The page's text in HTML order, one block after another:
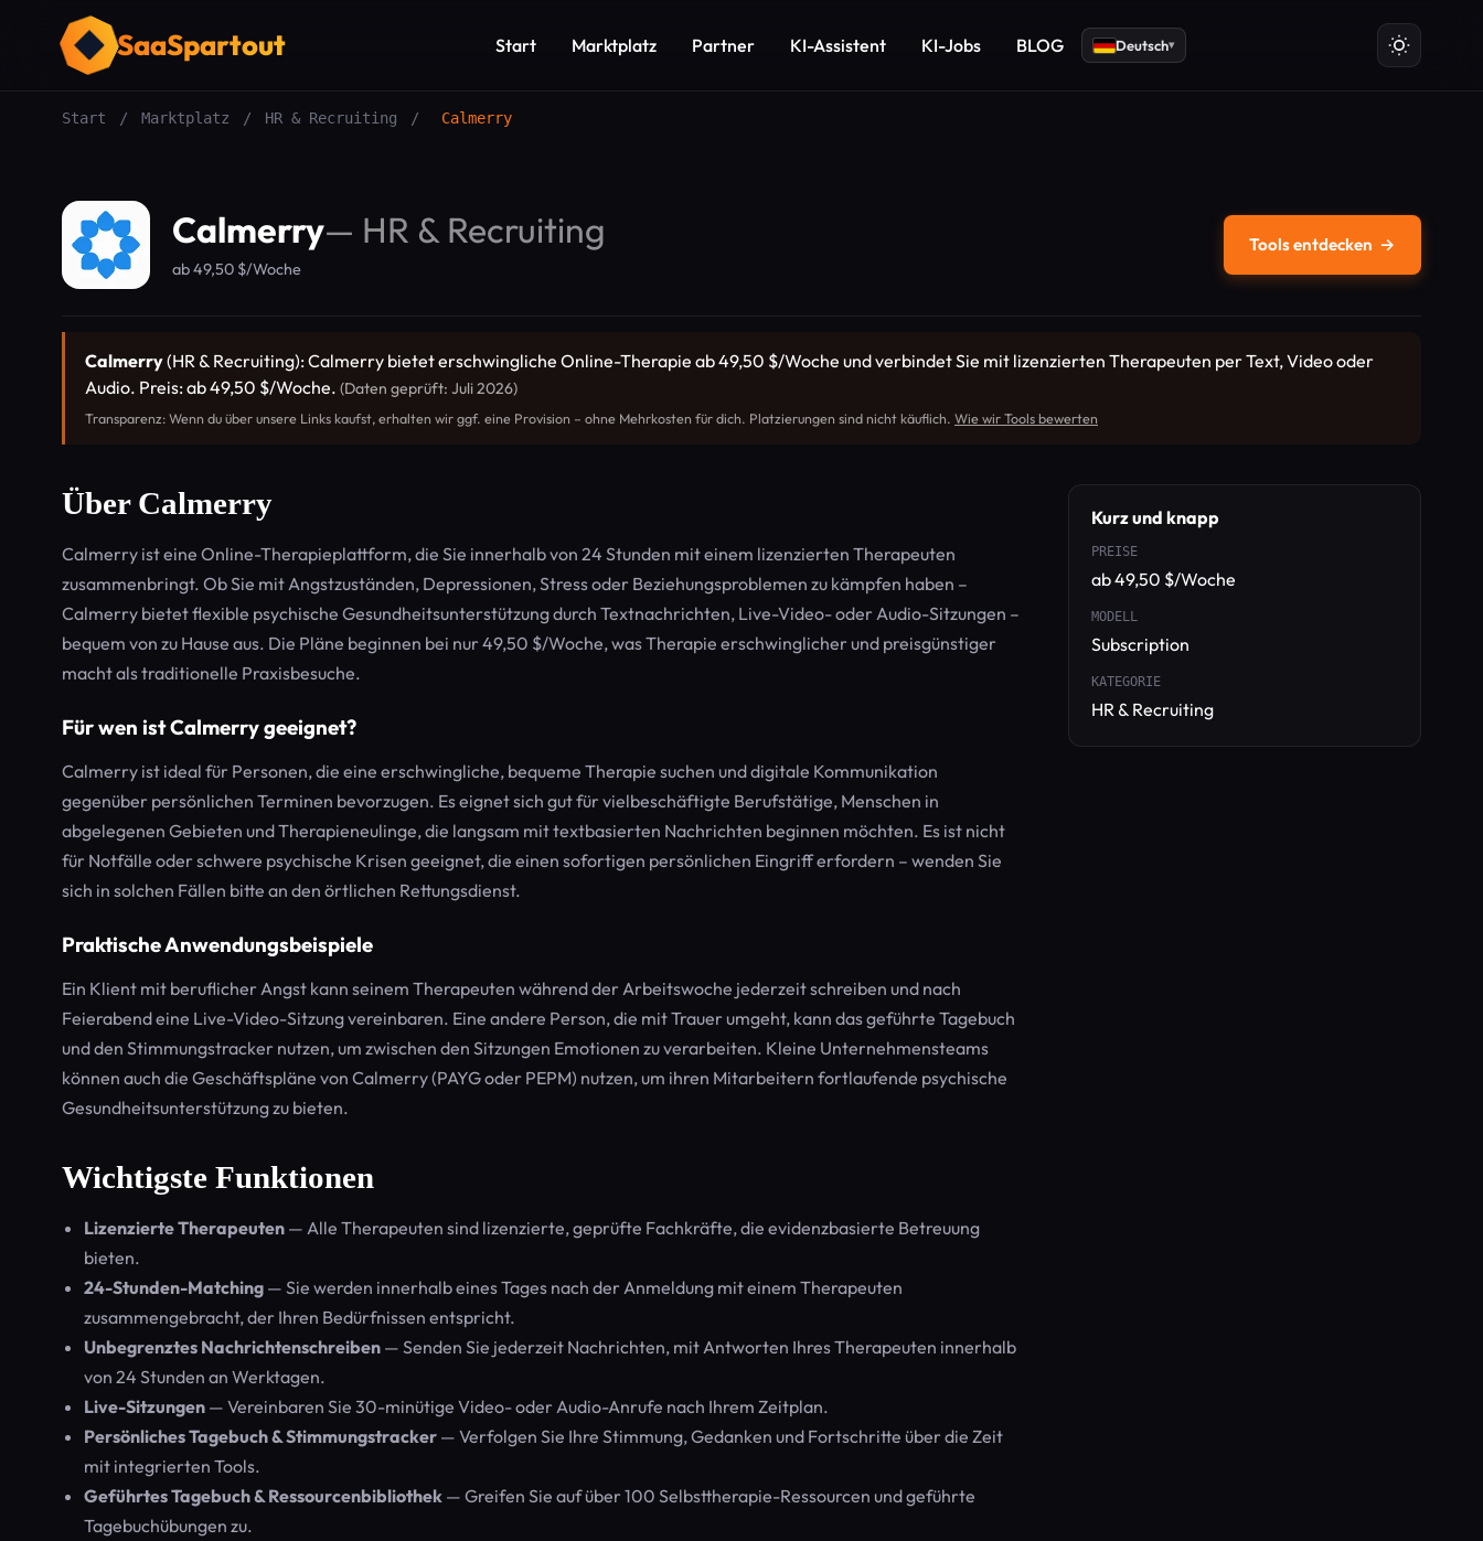
SaaSpartout Start Marktplatz Partner KI-Assistent KI-Jobs BLOG Deutsch▾
Start / Marktplatz / HR & Recruiting / Calmerry
Calmerry— HR & Recruiting
ab 49,50 $/Woche
Tools entdecken →
Calmerry(HR & Recruiting): Calmerry bietet erschwingliche Online-Therapie ab 49,50 $/Woche und verbindet Sie mit lizenzierten Therapeuten per Text, Video oder
Audio. Preis: ab 49,50 $/Woche. (Daten geprüft: Juli 2026)
Transparenz: Wenn du über unsere Links kaufst, erhalten wir ggf. eine Provision – ohne Mehrkosten für dich. Platzierungen sind nicht käuflich. Wie wir Tools bewerten
Über Calmerry
Calmerry ist eine Online-Therapieplattform, die Sie innerhalb von 24 Stunden mit einem lizenzierten Therapeuten
zusammenbringt. Ob Sie mit Angstzuständen, Depressionen, Stress oder Beziehungsproblemen zu kämpfen haben –
Calmerry bietet flexible psychische Gesundheitsunterstützung durch Textnachrichten, Live-Video- oder Audio-Sitzungen –
bequem von zu Hause aus. Die Pläne beginnen bei nur 49,50 $/Woche, was Therapie erschwinglicher und preisgünstiger
macht als traditionelle Praxisbesuche.
Für wen ist Calmerry geeignet?
Calmerry ist ideal für Personen, die eine erschwingliche, bequeme Therapie suchen und digitale Kommunikation
gegenüber persönlichen Terminen bevorzugen. Es eignet sich gut für vielbeschäftigte Berufstätige, Menschen in
abgelegenen Gebieten und Therapieneulinge, die langsam mit textbasierten Nachrichten beginnen möchten. Es ist nicht
für Notfälle oder schwere psychische Krisen geeignet, die einen sofortigen persönlichen Eingriff erfordern – wenden Sie
sich in solchen Fällen bitte an den örtlichen Rettungsdienst.
Praktische Anwendungsbeispiele
Ein Klient mit beruflicher Angst kann seinem Therapeuten während der Arbeitswoche jederzeit schreiben und nach
Feierabend eine Live-Video-Sitzung vereinbaren. Eine andere Person, die mit Trauer umgeht, kann das geführte Tagebuch
und den Stimmungstracker nutzen, um zwischen den Sitzungen Emotionen zu verarbeiten. Kleine Unternehmensteams
können auch die Geschäftspläne von Calmerry (PAYG oder PEPM) nutzen, um ihren Mitarbeitern fortlaufende psychische
Gesundheitsunterstützung zu bieten.
Wichtigste Funktionen
Lizenzierte Therapeuten — Alle Therapeuten sind lizenzierte, geprüfte Fachkräfte, die evidenzbasierte Betreuung
bieten.
24-Stunden-Matching — Sie werden innerhalb eines Tages nach der Anmeldung mit einem Therapeuten
zusammengebracht, der Ihren Bedürfnissen entspricht.
Unbegrenztes Nachrichtenschreiben — Senden Sie jederzeit Nachrichten, mit Antworten Ihres Therapeuten innerhalb
von 24 Stunden an Werktagen.
Live-Sitzungen — Vereinbaren Sie 30-minütige Video- oder Audio-Anrufe nach Ihrem Zeitplan.
Persönliches Tagebuch & Stimmungstracker — Verfolgen Sie Ihre Stimmung, Gedanken und Fortschritte über die Zeit
mit integrierten Tools.
Geführtes Tagebuch & Ressourcenbibliothek — Greifen Sie auf über 100 Selbsttherapie-Ressourcen und geführte
Tagebuchübungen zu.
Kurz und knapp
PREISE
ab 49,50 $/Woche
MODELL
Subscription
KATEGORIE
HR & Recruiting